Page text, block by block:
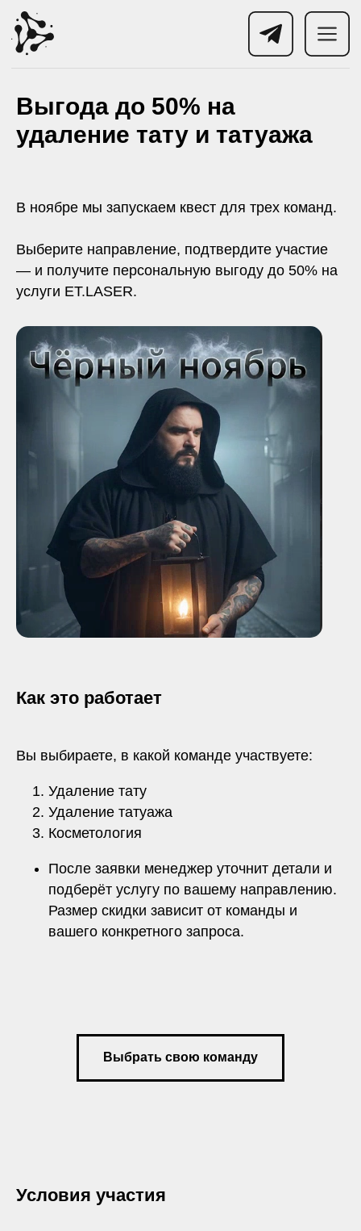
Выгода до 50% на
удаление тату и татуажа
В ноябре мы запускаем квест для трех команд.
Выберите направление, подтвердите участие
— и получите персональную выгоду до 50% на
услуги ET.LASER.
Как это работает
Вы выбираете, в какой команде участвуете:
Удаление тату
Удаление татуажа
Косметология
После заявки менеджер уточнит детали и
подберёт услугу по вашему направлению.
Размер скидки зависит от команды и
вашего конкретного запроса.
Выбрать свою команду
Условия участия